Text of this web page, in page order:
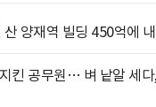
산 양재역 빌딩 450억에
킨 공무원… 벼 낱알 세